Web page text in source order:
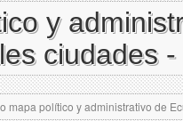
y
ciudades -
mapa político y administrativo de